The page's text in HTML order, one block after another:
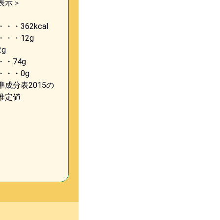
示＞
・・362kcal
・・12g
・74g
・・0g
成分表2015の
定値